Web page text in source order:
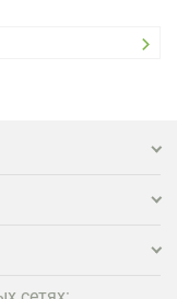
в соцсетях,